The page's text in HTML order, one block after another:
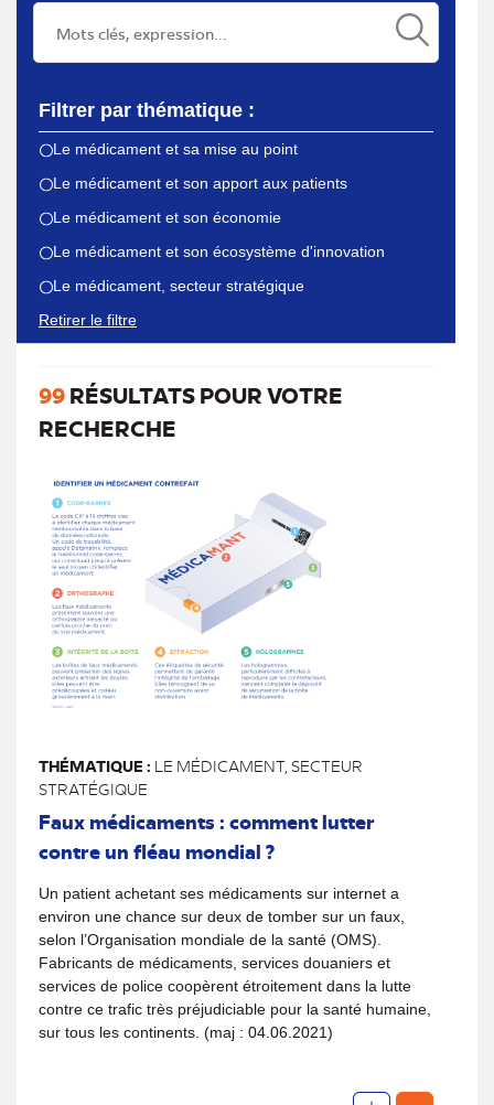
Filtrer par thématique :
Le médicament et sa mise au point
Le médicament et son apport aux patients
Le médicament et son économie
Le médicament et son écosystème d'innovation
Le médicament, secteur stratégique
Retirer le filtre
99RÉSULTATS POUR VOTRE
RECHERCHE
THÉMATIQUE : LE MÉDICAMENT, SECTEUR
STRATÉGIQUE
Faux médicaments : comment lutter
contre un fléau mondial ?
Un patient achetant ses médicaments sur internet a
environ une chance sur deux de tomber sur un faux,
selon l’Organisation mondiale de la santé (OMS).
Fabricants de médicaments, services douaniers et
services de police coopèrent étroitement dans la lutte
contre ce trafic très préjudiciable pour la santé humaine,
sur tous les continents. (maj : 04.06.2021)